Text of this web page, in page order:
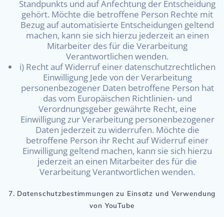
Standpunkts und auf Anfechtung der Entscheidung
gehört. Möchte die betroffene Person Rechte mit
Bezug auf automatisierte Entscheidungen geltend
machen, kann sie sich hierzu jederzeit an einen
Mitarbeiter des für die Verarbeitung
Verantwortlichen wenden.
i) Recht auf Widerruf einer datenschutzrechtlichen
Einwilligung Jede von der Verarbeitung
personenbezogener Daten betroffene Person hat
das vom Europäischen Richtlinien- und
Verordnungsgeber gewährte Recht, eine
Einwilligung zur Verarbeitung personenbezogener
Daten jederzeit zu widerrufen. Möchte die
betroffene Person ihr Recht auf Widerruf einer
Einwilligung geltend machen, kann sie sich hierzu
jederzeit an einen Mitarbeiter des für die
Verarbeitung Verantwortlichen wenden.
7. Datenschutzbestimmungen zu Einsatz und Verwendung
von YouTube